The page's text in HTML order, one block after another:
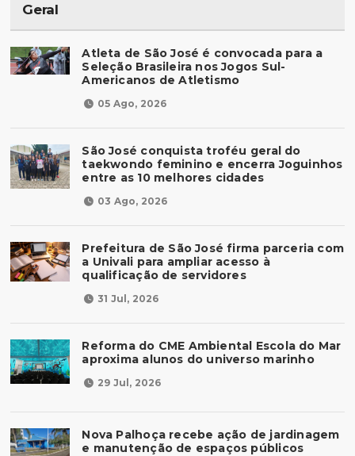
Geral
Atleta de São José é convocada para a
Seleção Brasileira nos Jogos Sul-
Americanos de Atletismo
05 Ago, 2026
São José conquista troféu geral do
taekwondo feminino e encerra Joguinhos
entre as 10 melhores cidades
03 Ago, 2026
Prefeitura de São José firma parceria com
a Univali para ampliar acesso à
qualificação de servidores
31 Jul, 2026
Reforma do CME Ambiental Escola do Mar
aproxima alunos do universo marinho
29 Jul, 2026
Nova Palhoça recebe ação de jardinagem
e manutenção de espaços públicos